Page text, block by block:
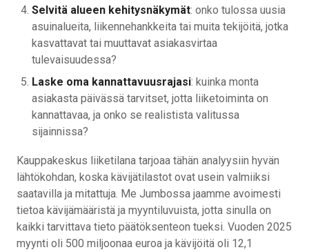
Selvitä alueen kehitysnäkymät: onko tulossa uusia
asuinalueita, liikennehankkeita tai muita tekijöitä, jotka
kasvattavat tai muuttavat asiakasvirtaa
tulevaisuudessa?
Laske oma kannattavuusrajasi: kuinka monta
asiakasta päivässä tarvitset, jotta liiketoiminta on
kannattavaa, ja onko se realistista valitussa
sijainnissa?
Kauppakeskus liiketilana tarjoaa tähän analyysiin hyvän
lähtökohdan, koska kävijätilastot ovat usein valmiiksi
saatavilla ja mitattuja. Me Jumbossa jaamme avoimesti
tietoa kävijämääristä ja myyntiluvuista, jotta sinulla on
kaikki tarvittava tieto päätöksenteon tueksi. Vuoden 2025
myynti oli 500 miljoonaa euroa ja kävijöitä oli 12,1